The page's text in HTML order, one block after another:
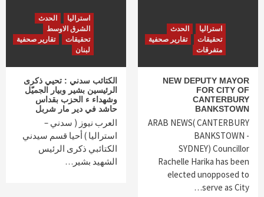
استراليا
الحدث
تحقيقات
تقارير صحفية
متفرقات
NEW DEPUTY MAYOR
FOR CITY OF
CANTERBURY
BANKSTOWN
ARAB NEWS( CANTERBURY
BANKSTOWN -
SYDNEY) Councillor
Rachelle Harika has been
elected unopposed to
serve as City…
استراليا
الحدث
الشرق الاوسط
تحقيقات
تقارير صحفية
لبنان
الكتائب سدني : تحيي ذكرى
الرئيسين بشير وبيار الجميّل
وشهداء ء الحزب بقداس
حاشد في دير مار شربل
العرب نيوز ( سدني –
استراليا ) أحيا قسم سيدني
الكتائبي ذكرى الرئيس
الشهيد بشير…